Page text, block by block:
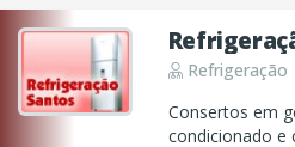
Refrigeração
Consertos em
condicionado e